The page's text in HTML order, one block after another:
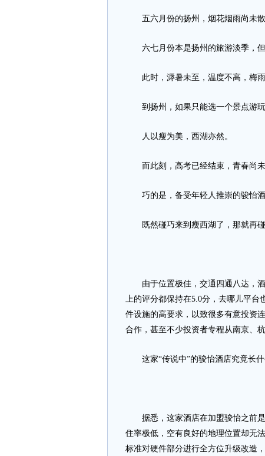
五六月份的扬州，烟花烟雨尚未散
六七月份本是扬州的旅游淡季，但
此时，溽暑未至，温度不高，梅雨
到扬州，如果只能选一个景点游玩
人以瘦为美，西湖亦然。
而此刻，高考已经结束，青春尚未
巧的是，备受年轻人推崇的骏怡酒
既然碰巧来到瘦西湖了，那就再碰
由于位置极佳，交通四通八达，酒
上的评分都保持在5.0分，去哪儿平台
件设施的高要求，以致很多有意投资
合作，甚至不少投资者专程从南京、
这家“传说中”的骏怡酒店究竟长什
据悉，这家酒店在加盟骏怡之前是
住率极低，空有良好的地理位置却无
标准对硬件部分进行全方位升级改造